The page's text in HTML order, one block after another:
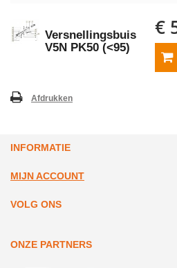
Versnellingsbuis
V5N PK50 (<95)
€
Afdrukken
INFORMATIE
MIJN ACCOUNT
VOLG ONS
ONZE PARTNERS